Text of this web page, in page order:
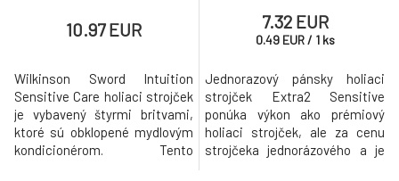
10.97 EUR
Wilkinson Sword Intuition
Sensitive Care holiaci strojček
je vybavený štyrmi britvami,
ktoré sú obklopené mydlovým
kondicionérom. Tento
7.32 EUR
0.49 EUR / 1 ks
Jednorazový pánsky holiaci
strojček Extra2 Sensitive
ponúka výkon ako prémiový
holiaci strojček, ale za cenu
strojčeka jednorázového a je